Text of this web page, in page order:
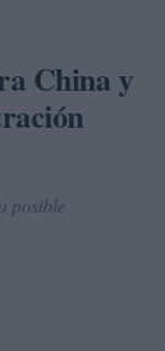
China y
posible